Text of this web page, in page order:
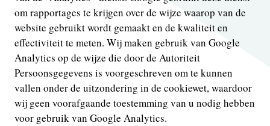
om rapportages te krijgen over de wijze waarop van de
website gebruikt wordt gemaakt en de kwaliteit en
effectiviteit te meten. Wij maken gebruik van Google
Analytics op de wijze die door de Autoriteit
Persoonsgegevens is voorgeschreven om te kunnen
vallen onder de uitzondering in de cookiewet, waardoor
wij geen voorafgaande toestemming van u nodig hebben
voor gebruik van Google Analytics.